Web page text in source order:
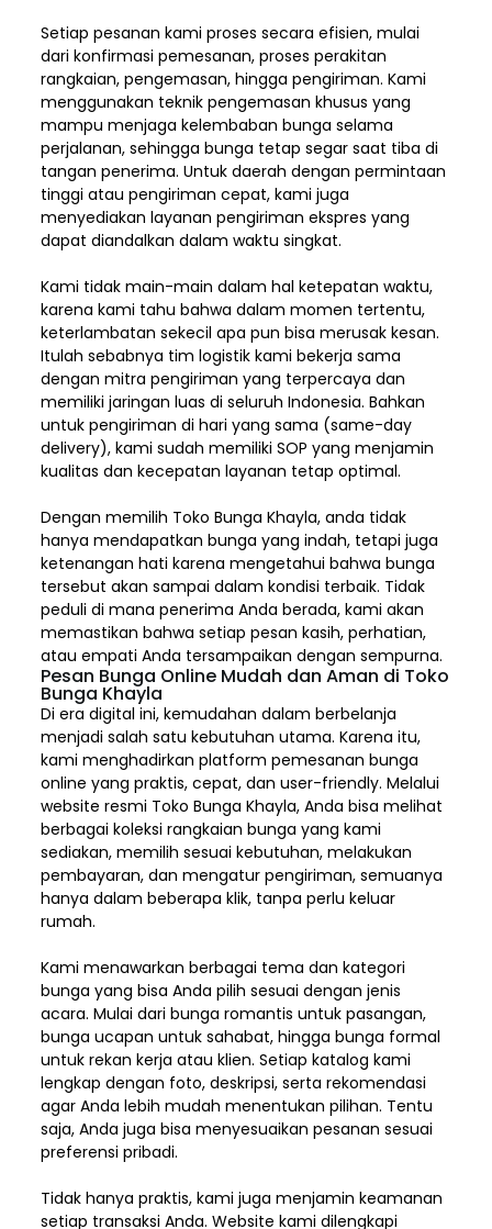
Setiap pesanan kami proses secara efisien, mulai
dari konfirmasi pemesanan, proses perakitan
rangkaian, pengemasan, hingga pengiriman. Kami
menggunakan teknik pengemasan khusus yang
mampu menjaga kelembaban bunga selama
perjalanan, sehingga bunga tetap segar saat tiba di
tangan penerima. Untuk daerah dengan permintaan
tinggi atau pengiriman cepat, kami juga
menyediakan layanan pengiriman ekspres yang
dapat diandalkan dalam waktu singkat.
Kami tidak main-main dalam hal ketepatan waktu,
karena kami tahu bahwa dalam momen tertentu,
keterlambatan sekecil apa pun bisa merusak kesan.
Itulah sebabnya tim logistik kami bekerja sama
dengan mitra pengiriman yang terpercaya dan
memiliki jaringan luas di seluruh Indonesia. Bahkan
untuk pengiriman di hari yang sama (same-day
delivery), kami sudah memiliki SOP yang menjamin
kualitas dan kecepatan layanan tetap optimal.
Dengan memilih Toko Bunga Khayla, anda tidak
hanya mendapatkan bunga yang indah, tetapi juga
ketenangan hati karena mengetahui bahwa bunga
tersebut akan sampai dalam kondisi terbaik. Tidak
peduli di mana penerima Anda berada, kami akan
memastikan bahwa setiap pesan kasih, perhatian,
atau empati Anda tersampaikan dengan sempurna.
Pesan Bunga Online Mudah dan Aman di Toko
Bunga Khayla
Di era digital ini, kemudahan dalam berbelanja
menjadi salah satu kebutuhan utama. Karena itu,
kami menghadirkan platform pemesanan bunga
online yang praktis, cepat, dan user-friendly. Melalui
website resmi Toko Bunga Khayla, Anda bisa melihat
berbagai koleksi rangkaian bunga yang kami
sediakan, memilih sesuai kebutuhan, melakukan
pembayaran, dan mengatur pengiriman,semuanya
hanya dalam beberapa klik, tanpa perlu keluar
rumah.
Kami menawarkan berbagai tema dan kategori
bunga yang bisa Anda pilih sesuai dengan jenis
acara. Mulai dari bunga romantis untuk pasangan,
bunga ucapan untuk sahabat, hingga bunga formal
untuk rekan kerja atau klien. Setiap katalog kami
lengkap dengan foto, deskripsi, serta rekomendasi
agar Anda lebih mudah menentukan pilihan. Tentu
saja, Anda juga bisa menyesuaikan pesanan sesuai
preferensi pribadi.
Tidak hanya praktis, kami juga menjamin keamanan
setiap transaksi Anda. Website kami dilengkapi